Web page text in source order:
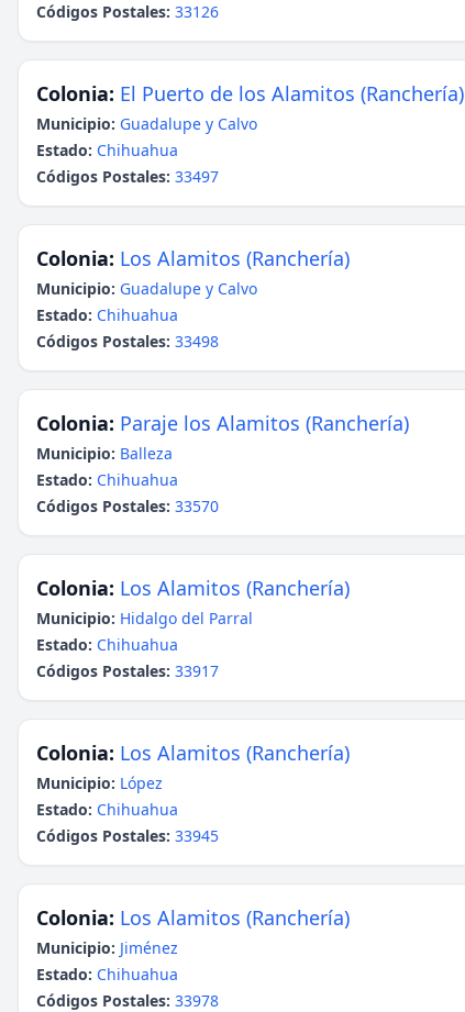
Códigos Postales: 33126
Colonia: El Puerto de los Alamitos (Ranchería)
Municipio: Guadalupe y Calvo
Estado: Chihuahua
Códigos Postales: 33497
Colonia: Los Alamitos (Ranchería)
Municipio: Guadalupe y Calvo
Estado: Chihuahua
Códigos Postales: 33498
Colonia: Paraje los Alamitos (Ranchería)
Municipio: Balleza
Estado: Chihuahua
Códigos Postales: 33570
Colonia: Los Alamitos (Ranchería)
Municipio: Hidalgo del Parral
Estado: Chihuahua
Códigos Postales: 33917
Colonia: Los Alamitos (Ranchería)
Municipio: López
Estado: Chihuahua
Códigos Postales: 33945
Colonia: Los Alamitos (Ranchería)
Municipio: Jiménez
Estado: Chihuahua
Códigos Postales: 33978